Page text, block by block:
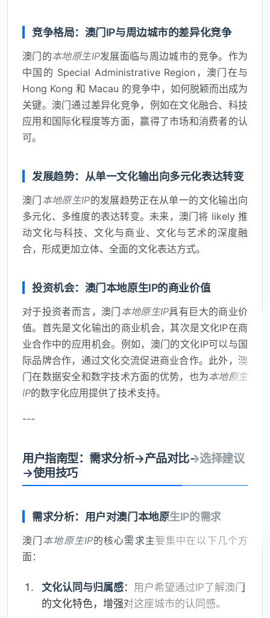
竞争格局：澳门IP与周边城市的差异化竞争
澳门的本地原生IP发展面临与周边城市的竞争。作为
中国的 Special Administrative Region，澳门在与
Hong Kong 和 Macau 的竞争中，如何脱颖而出成为
关键。澳门通过差异化竞争，例如在文化融合、科技
应用和国际化程度等方面，赢得了市场和消费者的认
可。
发展趋势：从单一文化输出向多元化表达转变
澳门 本地原生IP的发展趋势正在从单一的文化输出向
多元化、多维度的表达转变。未来，澳门将 likely 推
动文化与科技、文化与商业、文化与艺术的深度融
合，形成更加立体、全面的文化表达方式。
投资机会：澳门本地原生IP的商业价值
对于投资者而言，澳门 本地原生IP具有巨大的商业价
值。首先是文化输出的商业机会，其次是文化IP在商
业合作中的应用机会。例如，澳门的文化IP可以与国
际品牌合作，通过文化交流促进商业合作。此外，澳
门在数据安全和数字技术方面的优势，也为本地原生
IP的数字化应用提供了技术支持。
---
用户指南型：需求分析→产品对比→选择建议
→使用技巧
需求分析：用户对澳门本地原生IP的需求
澳门 本地原生IP的核心需求主要集中在以下几个方
面：
文化认同与归属感：用户希望通过IP了解澳门
的文化特色，增强对这座城市的认同感。